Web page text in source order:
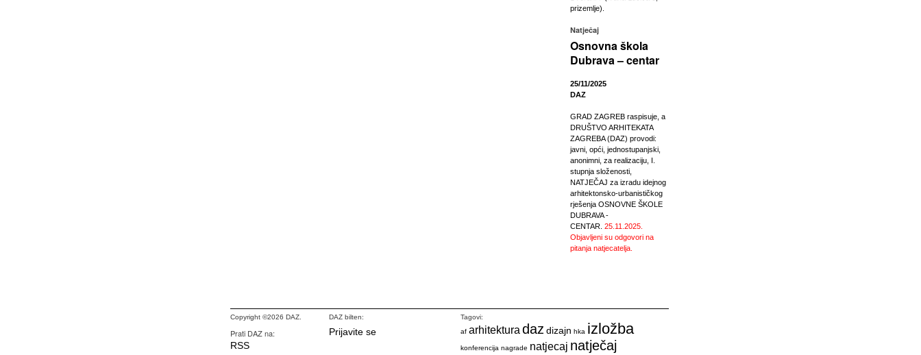
prizemlje).
Natječaj
Osnovna škola
Dubrava – centar
25/11/2025
DAZ
GRAD ZAGREB raspisuje, a
DRUŠTVO ARHITEKATA
ZAGREBA (DAZ) provodi:
javni, opći, jednostupanjski,
anonimni, za realizaciju, I.
stupnja složenosti,
NATJEČAJ za izradu idejnog
arhitektonsko-urbanističkog
rješenja OSNOVNE ŠKOLE
DUBRAVA -
CENTAR. 25.11.2025.
Objavljeni su odgovori na
pitanja natjecatelja.
Copyright ©2026 DAZ.
Prati DAZ na:
RSS
DAZ bilten:
Prijavite se
Tagovi:
af arhitektura daz dizajn hka izložba
konferencija nagrade natjecaj natječaj